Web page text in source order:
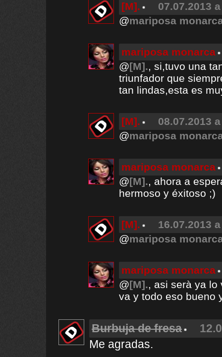
[M].
07.07.2013
@mariposa
mariposa monarca
@[M]., si,tuvo una
triunfador que
tan lindas,esta es
[M].
08.07.2013
@mariposa
mariposa monarca
@[M]., ahora a
hermoso y éxitoso ;)
[M].
16.07.2013
@mariposa
mariposa monarca
@[M]., asi serà ya lo
va y todo eso bueno
Burbuja de fresa
Me agradas.